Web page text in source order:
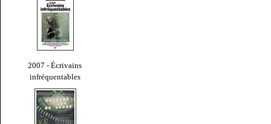
2007 - Écrivains
infréquentables